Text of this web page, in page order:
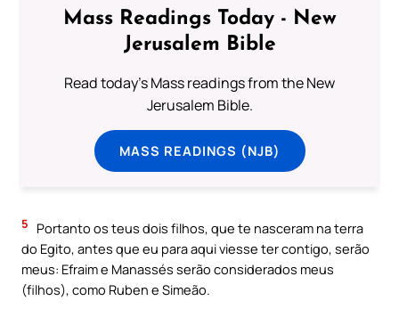
Mass Readings Today - New
Jerusalem Bible
Read today's Mass readings from the New
Jerusalem Bible.
MASS READINGS (NJB)
5
Portanto os teus dois filhos, que te nasceram na terra
do Egito, antes que eu para aqui viesse ter contigo, serão
meus: Efraim e Manassés serão considerados meus
(filhos), como Ruben e Simeão.